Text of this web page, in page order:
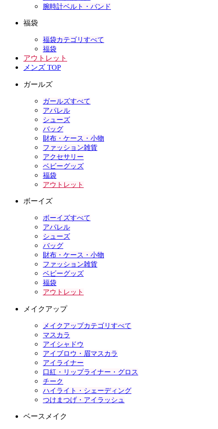
腕時計ベルト・バンド
福袋
福袋カテゴリすべて
福袋
アウトレット
メンズ TOP
ガールズ
ガールズすべて
アパレル
シューズ
バッグ
財布・ケース・小物
ファッション雑貨
アクセサリー
ベビーグッズ
福袋
アウトレット
ボーイズ
ボーイズすべて
アパレル
シューズ
バッグ
財布・ケース・小物
ファッション雑貨
ベビーグッズ
福袋
アウトレット
メイクアップ
メイクアップカテゴリすべて
マスカラ
アイシャドウ
アイブロウ・眉マスカラ
アイライナー
口紅・リップライナー・グロス
チーク
ハイライト・シェーディング
つけまつげ・アイラッシュ
ベースメイク